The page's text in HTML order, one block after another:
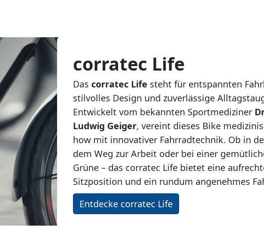
corratec Life
Das corratec Life steht für entspannten
stilvolles Design und zuverlässige
Entwickelt vom bekannten Sportmediziner
Ludwig Geiger, vereint dieses Bike
how mit innovativer Fahrradtechnik. Ob in
dem Weg zur Arbeit oder bei einer
Grüne – das corratec Life bietet eine
Sitzposition und ein rundum angenehmes
Entdecke corratec Life